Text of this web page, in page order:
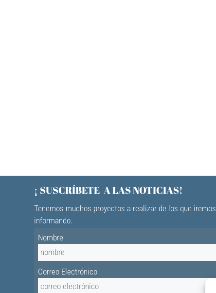
¡ SUSCRÍBETE A LAS NOTICIAS!
Tenemos muchos proyectos a realizar de los que iremos
informando.
Nombre
Correo Electrónico